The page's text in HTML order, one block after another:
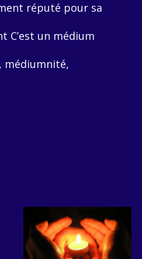
réputé pour sa
C’est un médium
médiumnité,